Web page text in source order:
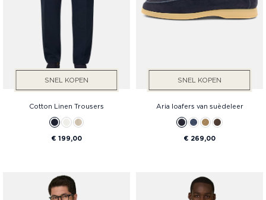
SNEL KOPEN
Cotton Linen Trousers
€ 199,00
SNEL KOPEN
Aria loafers van suèdeleer
€ 269,00